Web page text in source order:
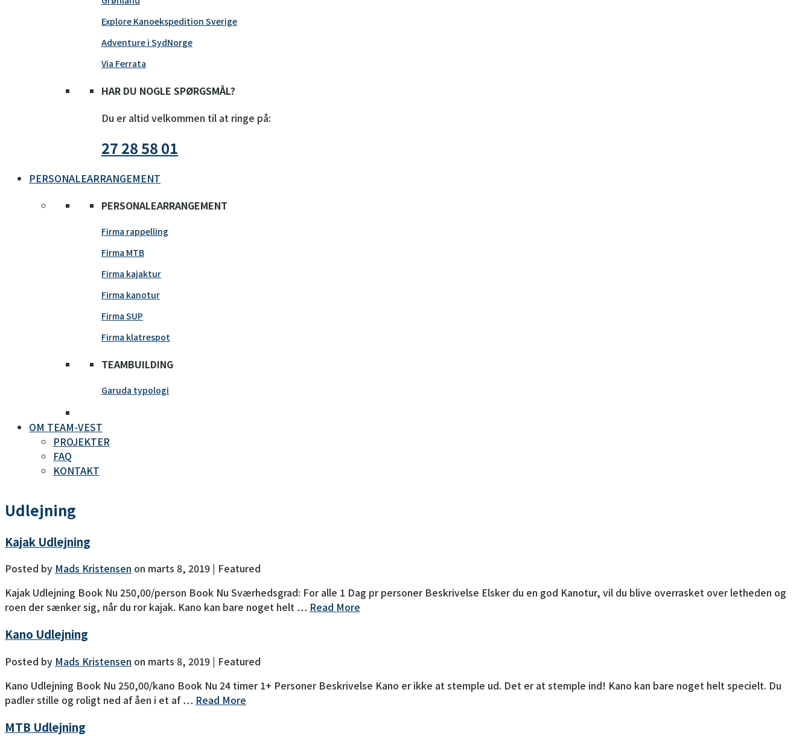
Explore Kanoekspedition Sverige
Adventure i SydNorge
Via Ferrata
HAR DU NOGLE SPØRGSMÅL?
Du er altid velkommen til at ringe på:
27 28 58 01
PERSONALEARRANGEMENT
PERSONALEARRANGEMENT
Firma rappelling
Firma MTB
Firma kajaktur
Firma kanotur
Firma SUP
Firma klatrespot
TEAMBUILDING
Garuda typologi
OM TEAM-VEST
PROJEKTER
FAQ
KONTAKT
Udlejning
Kajak Udlejning
Posted by Mads Kristensen on marts 8, 2019 | Featured
Kajak Udlejning Book Nu 250,00/person Book Nu Sværhedsgrad: For alle 1 Dag pr personer Beskrivelse Elsker du en god Kanotur, vil du blive overrasket over letheden og
roen der sænker sig, når du ror kajak. Kano kan bare noget helt … Read More
Kano Udlejning
Posted by Mads Kristensen on marts 8, 2019 | Featured
Kano Udlejning Book Nu 250,00/kano Book Nu 24 timer 1+ Personer Beskrivelse Kano er ikke at stemple ud. Det er at stemple ind! Kano kan bare noget helt specielt. Du
padler stille og roligt ned af åen i et af … Read More
MTB Udlejning